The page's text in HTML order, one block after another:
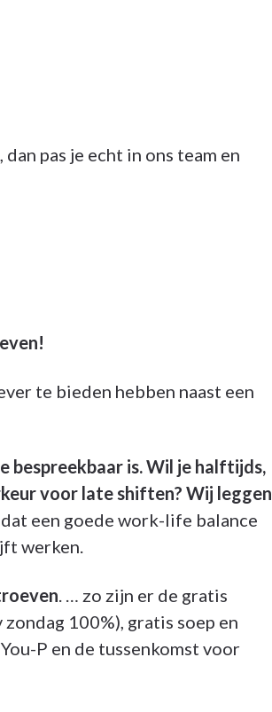
pas je echt in ons team en
te bieden hebben naast een
bespreekbaar is.Wil je halftijds,
voor late shiften? Wij leggen
een goede work-life balance
werken.
. … zo zijn er de gratis
100%), gratis soep en
P en de tussenkomst voor